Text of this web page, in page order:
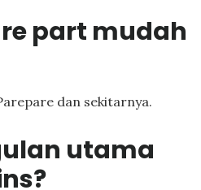
part mudah
dan sekitarnya.
utama